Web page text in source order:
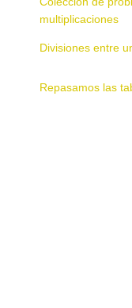
multiplicaciones
Divisiones entre
Repasamos las